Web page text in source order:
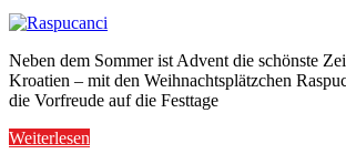
Neben dem Sommer ist Advent die schönste
Kroatien – mit den Weihnachtsplätzchen
die Vorfreude auf die Festtage
Weiterlesen